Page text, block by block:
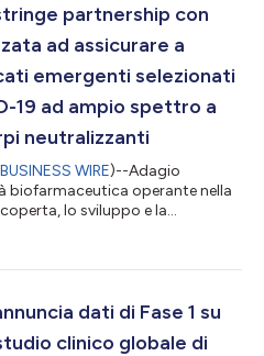
Il Dr. Anand Shah, ex
partnership con
ad assicurare a
emergenti selezionati
19 ad ampio spettro a
neutralizzanti
BUSINESS WIRE)--Adagio
biofarmaceutica operante nella
lo sviluppo e la
odierna di aver siglato un
dal COVID-19 nell’Asia
è un...
dati di Fase 1 su
clinico globale di